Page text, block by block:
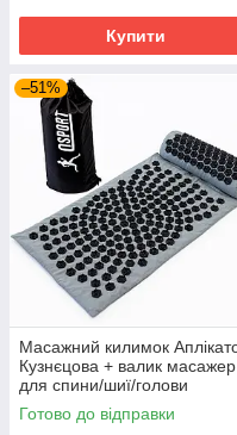
Купити
–51%
Масажний килимок
Кузнєцова + валик масажер
для спини/шиї/голови
OSPORT Lotus Sun Mat Eco
(apl-029) Сіро-чорний
Готово до відправки